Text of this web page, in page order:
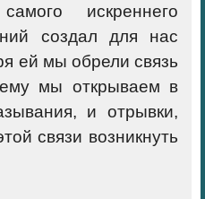
искреннего
создал для нас
ей мы обрели связь
мы открываем в
и отрывки,
связи возникнуть